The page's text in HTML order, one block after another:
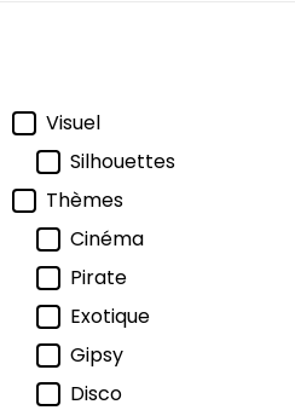
Filtre-categorie
Visuel
Silhouettes
Thèmes
Cinéma
Pirate
Exotique
Gipsy
Disco